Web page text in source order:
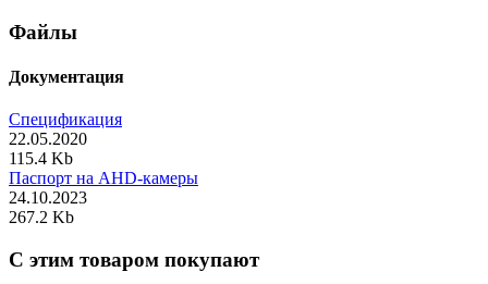
Файлы
Документация
Спецификация
22.05.2020
115.4 Kb
Паспорт на AHD-камеры
24.10.2023
267.2 Kb
C этим товаром покупают